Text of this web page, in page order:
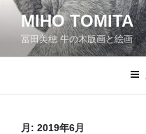
ン
MIHO TOMITA
冨田美穂 牛の木版画と絵画
月: 2019年6月